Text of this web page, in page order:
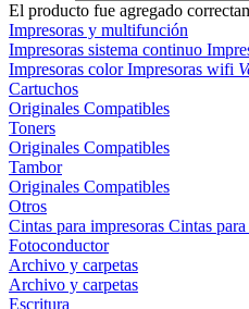
El producto fue agregado
Impresoras y multifunción
Impresoras sistema continuo
Impresoras colorImpresoras wifi
Cartuchos
Originales Compatibles
Toners
Originales Compatibles
Tambor
Originales Compatibles
Otros
Cintas para impresoras Cintas
Fotoconductor
Archivo y carpetas
Archivo y carpetas
Escritura